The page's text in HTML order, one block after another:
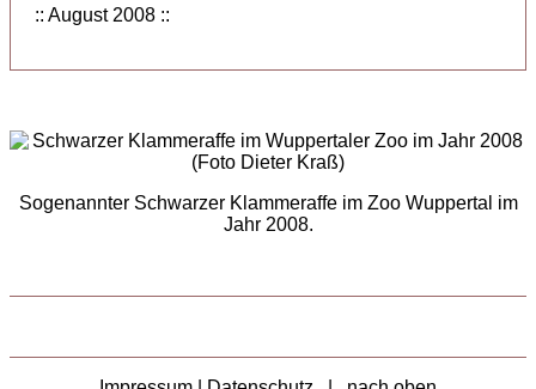
:: August 2008 ::
Sogenannter Schwarzer Klammeraffe im Zoo Wuppertal im
Jahr 2008.